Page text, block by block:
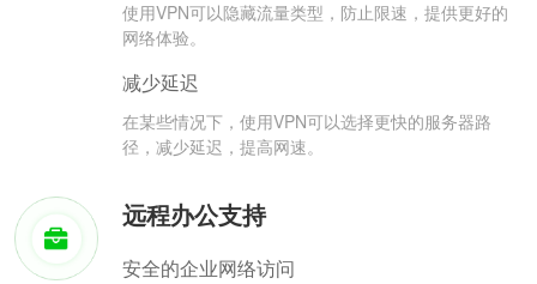
使用VPN可以隐藏流量类型，防止限速，提供更好的
网络体验。
减少延迟
在某些情况下，使用VPN可以选择更快的服务器路
径，减少延迟，提高网速。
远程办公支持
安全的企业网络访问